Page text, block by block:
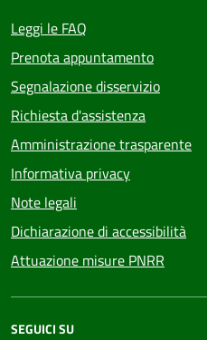
Leggi le FAQ
Prenota appuntamento
Segnalazione disservizio
Richiesta d'assistenza
Amministrazione trasparente
Informativa privacy
Note legali
Dichiarazione di accessibilità
Attuazione misure PNRR
SEGUICI SU